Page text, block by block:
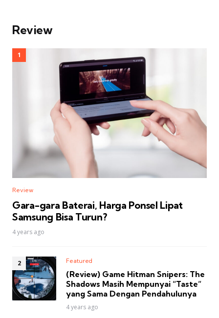
Review
Review
Gara-gara Baterai, Harga Ponsel Lipat
Samsung Bisa Turun?
4 years ago
Featured
(Review) Game Hitman Snipers: The
Shadows Masih Mempunyai “Taste”
yang Sama Dengan Pendahulunya
4 years ago